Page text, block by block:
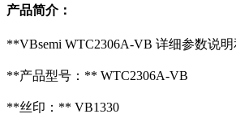
产品简介：
**VBsemi WTC2306A-VB 详细参数说
**产品型号：** WTC2306A-VB
**丝印：** VB1330